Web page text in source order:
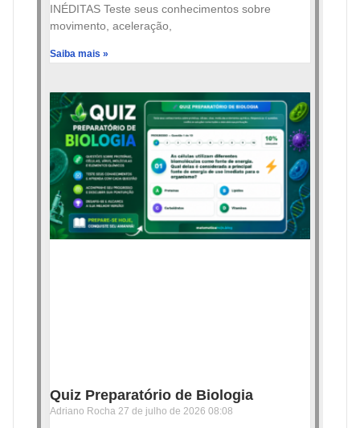
INÉDITAS Teste seus conhecimentos sobre
movimento, aceleração,
Saiba mais »
Quiz Preparatório de Biologia
Adriano Rocha 27 de julho de 2026 08:08